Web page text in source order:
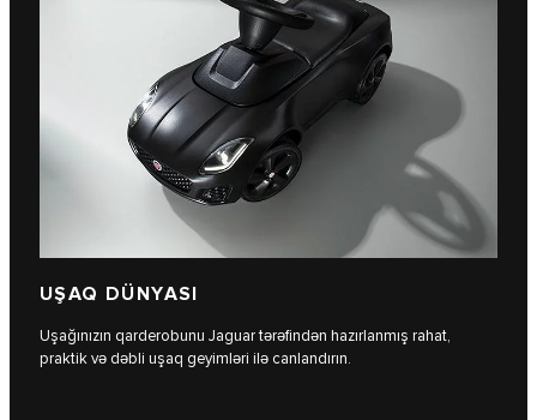
UŞAQ DÜNYASI
Uşağınızın qarderobunu Jaguar tərəfindən hazırlanmış rahat,
praktik və dəbli uşaq geyimləri ilə canlandırın.